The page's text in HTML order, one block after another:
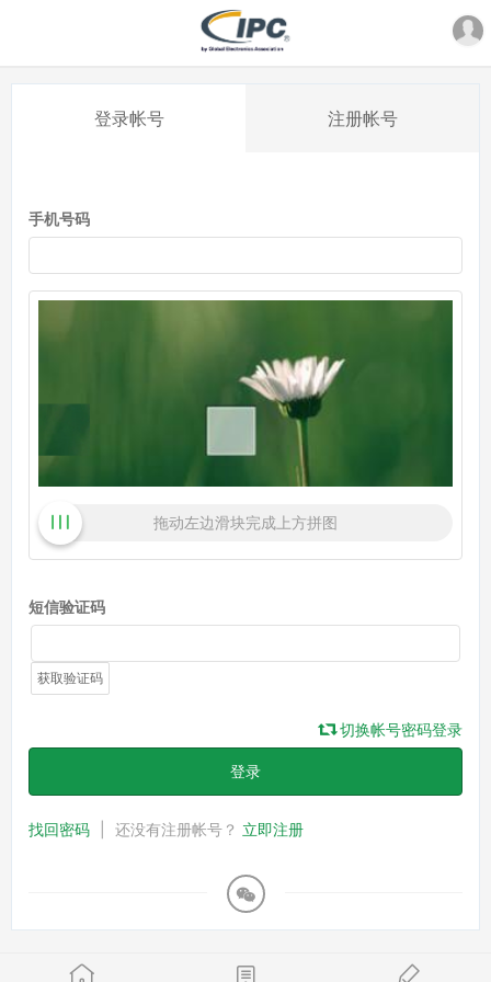
登录帐号 注册帐号
手机号码
拖动左边滑块完成上方拼图
短信验证码
获取验证码
切换帐号密码登录
登录
找回密码 还没有注册帐号？ 立即注册